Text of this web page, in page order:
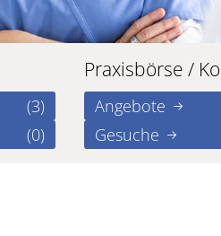
(3)
(0)
Praxisbörse /
Angebote
Gesuche